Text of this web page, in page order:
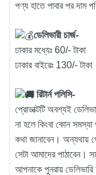
পণ্য হাতে পাবার পর দাম
ডেলিভারী চার্জ-
ঢাকার মধ্যেঃ 60/- টাকা
ঢাকার বাইরেঃ 130/- টাকা
রিটার্ন পলিসি-
প্রোডাক্টটি অবশ্যই
না হলে কিংবা কোন
কথা জানাবেন। অন্যথায়
সেটা আমাদের পাঠাবেন।
আপনাকে পুনরায় ডেলিভারি